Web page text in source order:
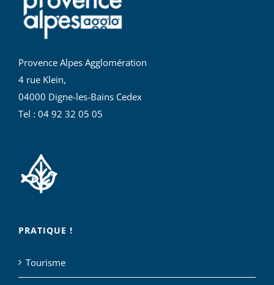
Provence Alpes Agglomération
4 rue Klein,
04000 Digne-les-Bains Cedex
Tel : 04 92 32 05 05
PRATIQUE !
Tourisme